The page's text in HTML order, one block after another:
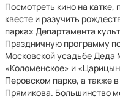
Посмотреть кино на катке,
квесте и разучить
парках Департамента
Праздничную программу
Московской усадьбе Деда
«Коломенское» и
Перовском парке, а также
Прямикова. Большинство